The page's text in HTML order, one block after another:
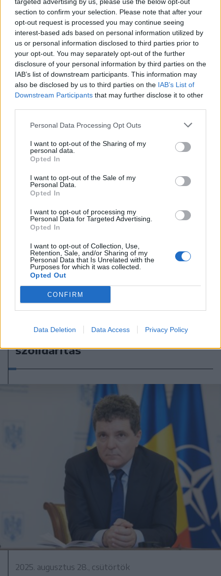
section to confirm your selection. Please note that after your
opt-out request is processed you may continue seeing
interest-based ads based on personal information utilized by
us or personal information disclosed to third parties prior to
your opt-out. You may separately opt-out of the further
disclosure of your personal information by third parties on the
IAB’s list of downstream participants. This information may
also be disclosed by us to third parties on the IAB’s List of
Downstream Participants that may further disclose it to other
Personal Data Processing Opt Outs
I want to opt-out of the Sharing of my
personal data.
Opted In
I want to opt-out of the Sale of my
Personal Data.
Opted In
I want to opt-out of processing my
Personal Data for Targeted Advertising.
Opted In
I want to opt-out of Collection, Use,
Retention, Sale, and/or Sharing of my
Personal Data that Is Unrelated with the
Purposes for which it was collected.
Opted Out
CONFIRM
Data Deletion Data Access Privacy Policy
2025. augusztus 31., vasárnap
Nézeteltérés a koalícióban a
masszív elbocsátások kapcsán,
függőben a közigazgatási
átszervezés
Bangladesiek, magyarok és a
szolidaritás
2025. augusztus 28., csütörtök